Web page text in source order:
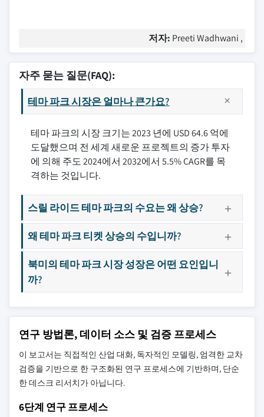
저자: Preeti Wadhwani ,
자주 묻는 질문(FAQ):
테마 파크 시장은 얼마나 큰가요?
테마 파크의 시장 크기는 2023 년에 USD 64.6 억에
도달했으며 전 세계 새로운 프로젝트의 증가 투자
에 의해 주도 2024에서 2032에서 5.5% CAGR를 목
격하는 것입니다.
스릴 라이드 테마 파크의 수요는 왜 상승?
왜 테마 파크 티켓 상승의 수입니까?
북미의 테마 파크 시장 성장은 어떤 요인입니
까?
연구 방법론, 데이터 소스 및 검증 프로세스
이 보고서는 직접적인 산업 대화, 독자적인 모델링, 엄격한 교차
검증을 기반으로 한 구조화된 연구 프로세스에 기반하며, 단순
한 데스크 리서치가 아닙니다.
6단계 연구 프로세스